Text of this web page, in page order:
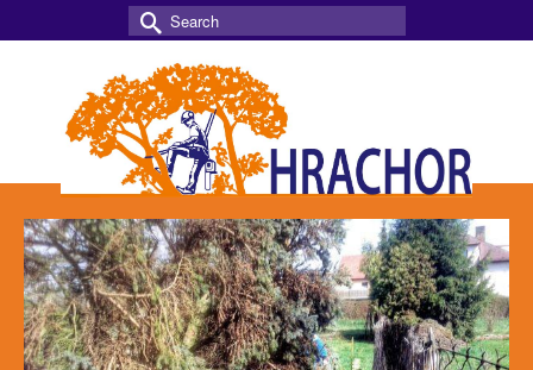
Search
for: